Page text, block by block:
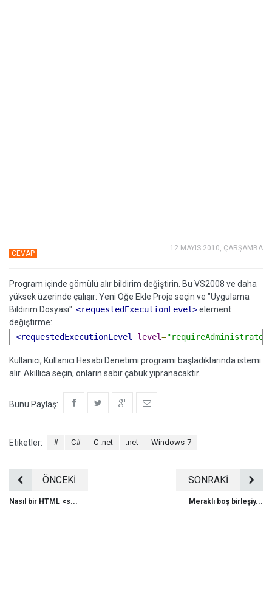
CEVAP
12 MAYIS 2010, ÇARŞAMBA
Program içinde gömülü alır bildirim değiştirin. Bu VS2008 ve daha
yüksek üzerinde çalışır: Yeni Öğe Ekle Proje seçin ve "Uygulama
Bildirim Dosyası". <requestedExecutionLevel>element
değiştirme:
<requestedExecutionLevel
level=
Kullanıcı, Kullanıcı Hesabı Denetimi programı başladıklarında istemi
alır. Akıllıca seçin, onların sabır çabuk yıpranacaktır.
Bunu Paylaş:
Etiketler: # C# C .net .net Windows-7
ÖNCEKİ
Nasıl bir HTML <s...
SONRAKİ
Meraklı boş birleşiy...